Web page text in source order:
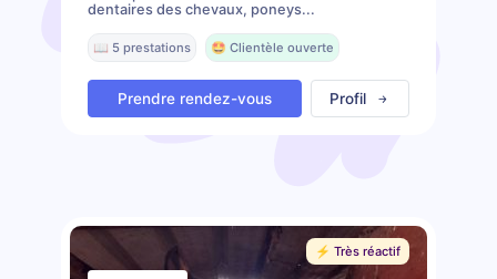
dentaires des chevaux, poneys...
📖 5 prestations 🤩 Clientèle ouverte
Prendre rendez-vous Profil
⚡️ Très réactif